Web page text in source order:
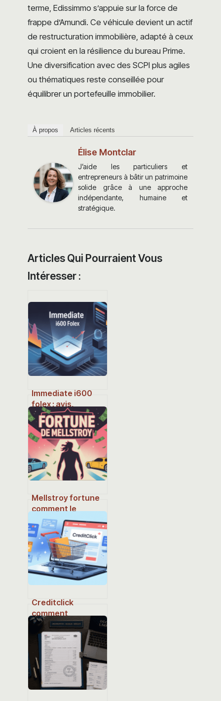
terme, Edissimmo s’appuie sur la force de
frappe d’Amundi. Ce véhicule devient un actif
de restructuration immobilière, adapté à ceux
qui croient en la résilience du bureau Prime.
Une diversification avec des SCPI plus agiles
ou thématiques reste conseillée pour
équilibrer un portefeuille immobilier.
À propos Articles récents
Élise Montclar
J’aide les particuliers et
entrepreneurs à bâtir un patrimoine
solide grâce à une approche
indépendante, humaine et
stratégique.
Articles Qui Pourraient Vous
Intéresser :
Immediate i600
folex : avis,
fonctionnement et
guide d’utilisation
complet
Mellstroy fortune
comment le
streamer a bâti et
fait évoluer sa
richesse
Creditclick
comment
fonctionne ce
paiement en
plusieurs fois en
ligne